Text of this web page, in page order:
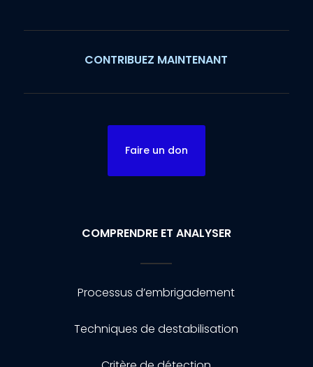
CONTRIBUEZ MAINTENANT
Faire un don
COMPRENDRE ET ANALYSER
Processus d’embrigadement
Techniques de destabilisation